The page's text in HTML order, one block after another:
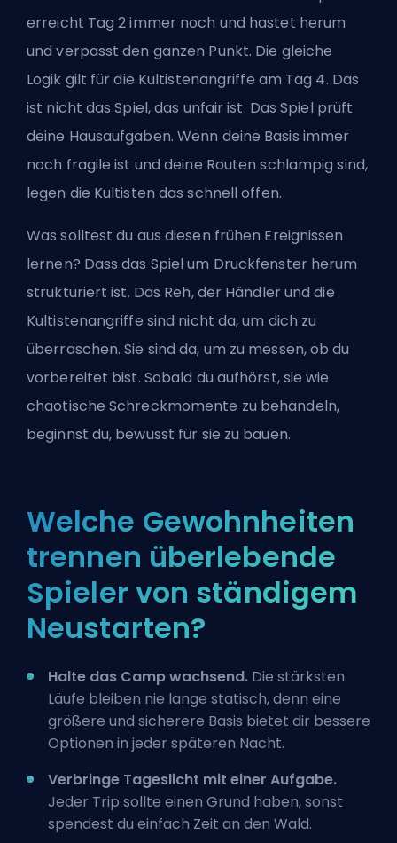
erreicht Tag 2 immer noch und hastet herum
und verpasst den ganzen Punkt. Die gleiche
Logik gilt für die Kultistenangriffe am Tag 4. Das
ist nicht das Spiel, das unfair ist. Das Spiel prüft
deine Hausaufgaben. Wenn deine Basis immer
noch fragile ist und deine Routen schlampig sind,
legen die Kultisten das schnell offen.
Was solltest du aus diesen frühen Ereignissen
lernen? Dass das Spiel um Druckfenster herum
strukturiert ist. Das Reh, der Händler und die
Kultistenangriffe sind nicht da, um dich zu
überraschen. Sie sind da, um zu messen, ob du
vorbereitet bist. Sobald du aufhörst, sie wie
chaotische Schreckmomente zu behandeln,
beginnst du, bewusst für sie zu bauen.
Welche Gewohnheiten
trennen überlebende
Spieler von ständigem
Neustarten?
Halte das Camp wachsend. Die stärksten
Läufe bleiben nie lange statisch, denn eine
größere und sicherere Basis bietet dir bessere
Optionen in jeder späteren Nacht.
Verbringe Tageslicht mit einer Aufgabe.
Jeder Trip sollte einen Grund haben, sonst
spendest du einfach Zeit an den Wald.